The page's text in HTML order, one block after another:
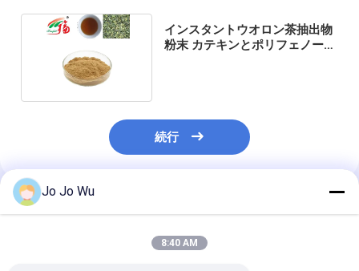
インスタントウオロン茶抽出物
粉末 カテキンとポリフェノール
続行
推薦されたプロダクト
Jo Jo Wu
8:40 AM